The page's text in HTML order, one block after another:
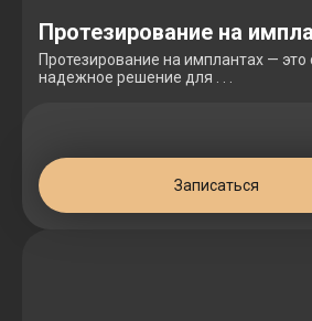
Протезирование на
Протезирование на имплантах —
надежное решение для . . .
Записаться